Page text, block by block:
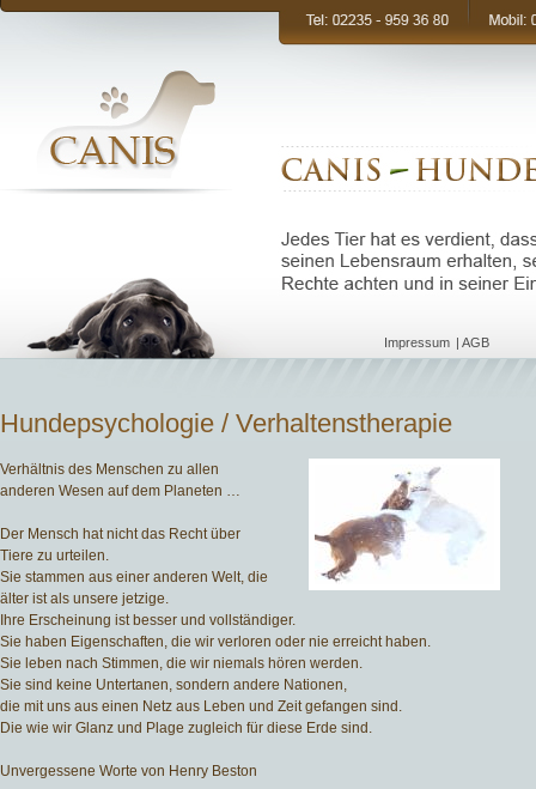
Navigation
überspringen
Impressum AGB
Hundepsychologie / Verhaltenstherapie
Verhältnis des Menschen zu allen
anderen Wesen auf dem Planeten …
Der Mensch hat nicht das Recht über
Tiere zu urteilen.
Sie stammen aus einer anderen Welt, die
älter ist als unsere jetzige.
Ihre Erscheinung ist besser und vollständiger.
Sie haben Eigenschaften, die wir verloren oder nie erreicht haben.
Sie leben nach Stimmen, die wir niemals hören werden.
Sie sind keine Untertanen, sondern andere Nationen,
die mit uns aus einen Netz aus Leben und Zeit gefangen sind.
Die wie wir Glanz und Plage zugleich für diese Erde sind.
Unvergessene Worte von Henry Beston